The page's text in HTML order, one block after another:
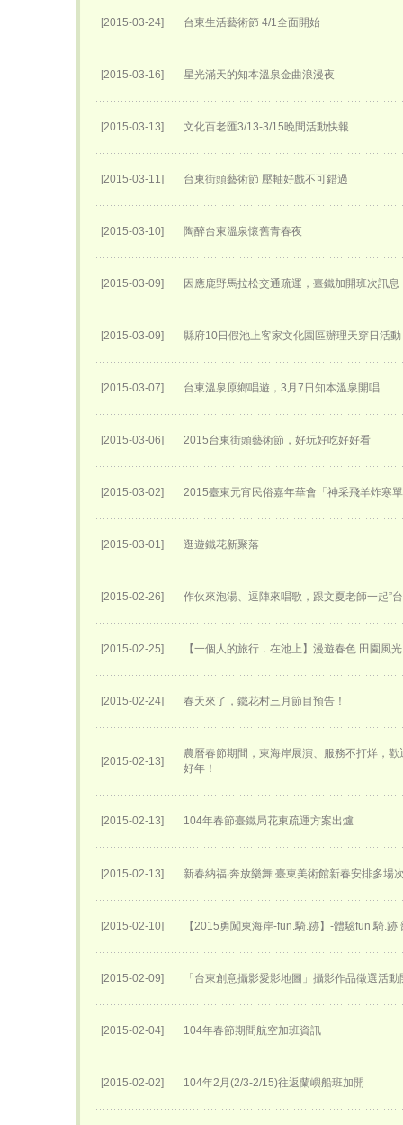
[2015-03-24] 台東生活藝術節 4/1全面開始
[2015-03-16] 星光滿天的知本溫泉金曲浪漫夜
[2015-03-13] 文化百老匯3/13-3/15晚間活動快報
[2015-03-11] 台東街頭藝術節 壓軸好戲不可錯過
[2015-03-10] 陶醉台東溫泉懷舊青春夜
[2015-03-09] 因應鹿野馬拉松交通疏運，臺鐵加開班次訊息
[2015-03-09] 縣府10日假池上客家文化園區辦理天穿日活動
[2015-03-07] 台東溫泉原鄉唱遊，3月7日知本溫泉開唱
[2015-03-06] 2015台東街頭藝術節，好玩好吃好好看
[2015-03-02] 2015臺東元宵民俗嘉年華會「神采飛羊炸寒
[2015-03-01] 逛遊鐵花新聚落
[2015-02-26] 作伙來泡湯、逗陣來唱歌，跟文夏老師一起”
[2015-02-25] 【一個人的旅行．在池上】漫遊春色 田園風光
[2015-02-24] 春天來了，鐵花村三月節目預告！
[2015-02-13]
農曆春節期間，東海岸展演、服務不打烊，
好年！
[2015-02-13] 104年春節臺鐵局花東疏運方案出爐
[2015-02-13] 新春納福‧奔放樂舞 臺東美術館新春安排多場
[2015-02-10] 【2015勇闖東海岸-fun.騎.跡】-體驗fun.騎.跡
[2015-02-09] 「台東創意攝影愛影地圖」攝影作品徵選活動
[2015-02-04] 104年春節期間航空加班資訊
[2015-02-02] 104年2月(2/3-2/15)往返蘭嶼船班加開